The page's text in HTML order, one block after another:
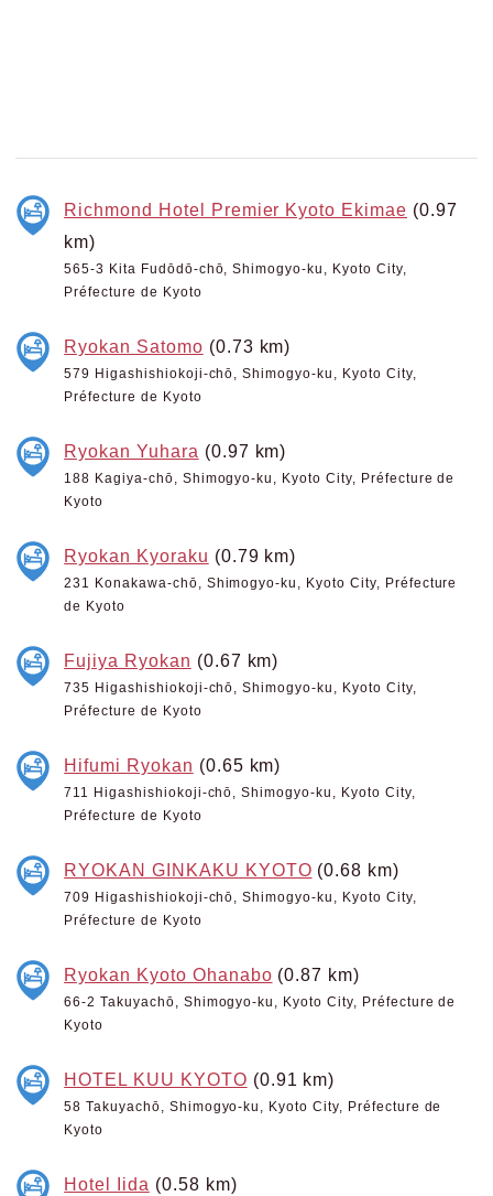
Richmond Hotel Premier Kyoto Ekimae (0.97
km)
565-3 Kita Fudōdō-chō, Shimogyo-ku, Kyoto City,
Préfecture de Kyoto
Ryokan Satomo (0.73 km)
579 Higashishiokoji-chō, Shimogyo-ku, Kyoto City,
Préfecture de Kyoto
Ryokan Yuhara (0.97 km)
188 Kagiya-chō, Shimogyo-ku, Kyoto City, Préfecture de
Kyoto
Ryokan Kyoraku (0.79 km)
231 Konakawa-chō, Shimogyo-ku, Kyoto City, Préfecture
de Kyoto
Fujiya Ryokan (0.67 km)
735 Higashishiokoji-chō, Shimogyo-ku, Kyoto City,
Préfecture de Kyoto
Hifumi Ryokan (0.65 km)
711 Higashishiokoji-chō, Shimogyo-ku, Kyoto City,
Préfecture de Kyoto
RYOKAN GINKAKU KYOTO (0.68 km)
709 Higashishiokoji-chō, Shimogyo-ku, Kyoto City,
Préfecture de Kyoto
Ryokan Kyoto Ohanabo (0.87 km)
66-2 Takuyachō, Shimogyo-ku, Kyoto City, Préfecture de
Kyoto
HOTEL KUU KYOTO (0.91 km)
58 Takuyachō, Shimogyo-ku, Kyoto City, Préfecture de
Kyoto
Hotel Iida (0.58 km)